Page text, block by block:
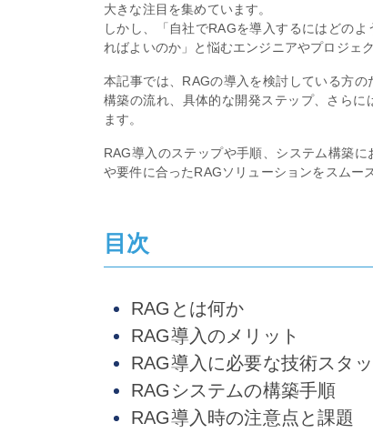
大きな注目を集めています。
しかし、「自社でRAGを導入するにはどの
ればよいのか」と悩むエンジニアやプロジェ
本記事では、RAGの導入を検討している方
構築の流れ、具体的な開発ステップ、さら
ます。
RAG導入のステップや手順、システム構築
や要件に合ったRAGソリューションをスムー
目次
RAGとは何か
RAG導入のメリット
RAG導入に必要な技術スタ
RAGシステムの構築手順
RAG導入時の注意点と課題